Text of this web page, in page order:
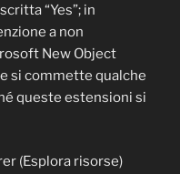
“Yes”; in
a non
New Object
si commette qualche
queste estensioni si
(Esplora risorse)